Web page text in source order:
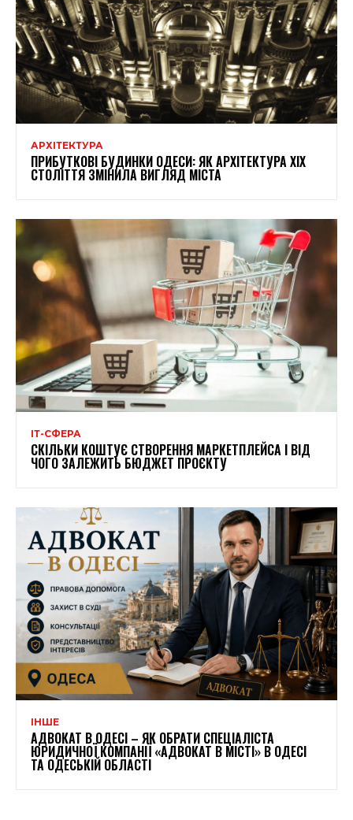
АРХІТЕКТУРА
ПРИБУТКОВІ БУДИНКИ ОДЕСИ: ЯК АРХІТЕКТУРА XIX
СТОЛІТТЯ ЗМІНИЛА ВИГЛЯД МІСТА
ІТ-СФЕРА
СКІЛЬКИ КОШТУЄ СТВОРЕННЯ МАРКЕТПЛЕЙСА І ВІД
ЧОГО ЗАЛЕЖИТЬ БЮДЖЕТ ПРОЄКТУ
ІНШЕ
АДВОКАТ В ОДЕСІ – ЯК ОБРАТИ СПЕЦІАЛІСТА
ЮРИДИЧНОЇ КОМПАНІЇ «АДВОКАТ В МІСТІ» В ОДЕСІ
ТА ОДЕСЬКІЙ ОБЛАСТІ